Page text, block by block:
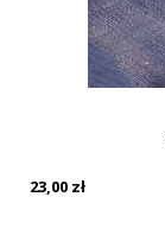
23,00 zł